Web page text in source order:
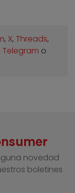
, X, Threads,
Telegram o
novedad
boletines